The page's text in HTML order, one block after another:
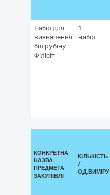
Набір для
визначення
білірубіну
Філісіт
1
набір
КОНКРЕТНА
НАЗВА
ПРЕДМЕТА
ЗАКУПІВЛІ
КІЛЬКІСТЬ
/
ОД.ВИМІРУ